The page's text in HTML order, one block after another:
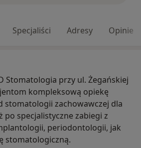
Specjaliści Adresy Opinie
Stomatologia przy ul. Żegańskiej
kompleksową opiekę
stomatologii zachowawczej dla
po specjalistyczne zabiegi z
periodontologii, jak
stomatologiczną.